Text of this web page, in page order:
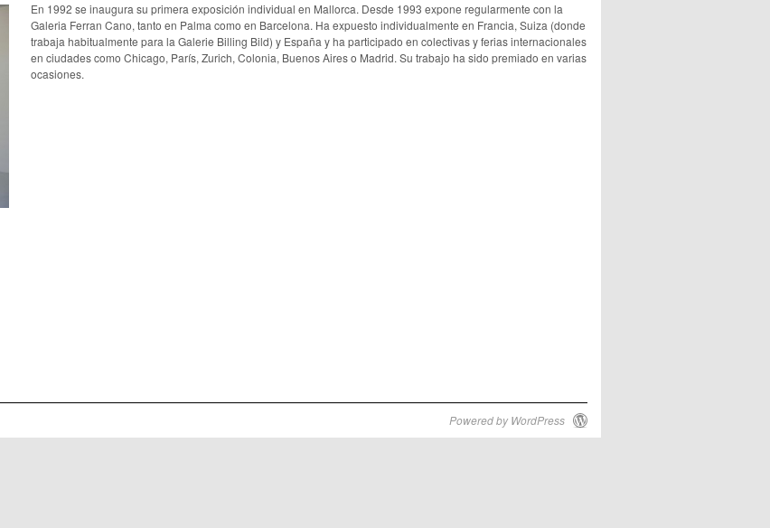
En 1992 se inaugura su primera exposición individual en Mallorca. Desde 1993 expone regularmente con la
Galeria Ferran Cano, tanto en Palma como en Barcelona. Ha expuesto individualmente en Francia, Suiza (donde
trabaja habitualmente para la Galerie Billing Bild) y España y ha participado en colectivas y ferias internacionales
en ciudades como Chicago, París, Zurich, Colonia, Buenos Aires o Madrid. Su trabajo ha sido premiado en varias
ocasiones.
Powered by WordPress